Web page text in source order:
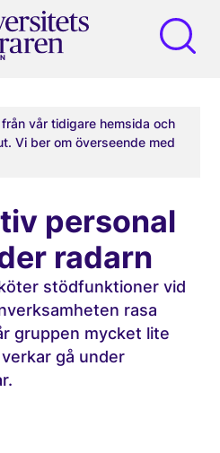
vår tidigare hemsida och
Vi ber om överseende med
personal
radarn
stödfunktioner vid
rasa
gruppen mycket lite
gå under